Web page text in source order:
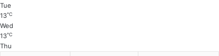
Tue
13℃
Wed
13℃
Thu